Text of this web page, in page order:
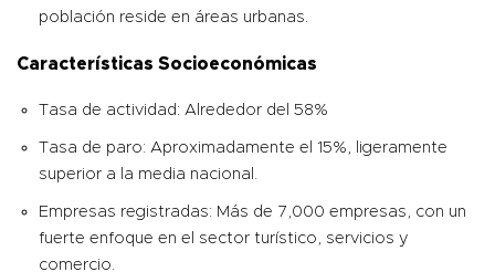
población reside en áreas urbanas.
Características Socioeconómicas
Tasa de actividad: Alrededor del 58%
Tasa de paro: Aproximadamente el 15%, ligeramente
superior a la media nacional.
Empresas registradas: Más de 7,000 empresas, con un
fuerte enfoque en el sector turístico, servicios y
comercio.